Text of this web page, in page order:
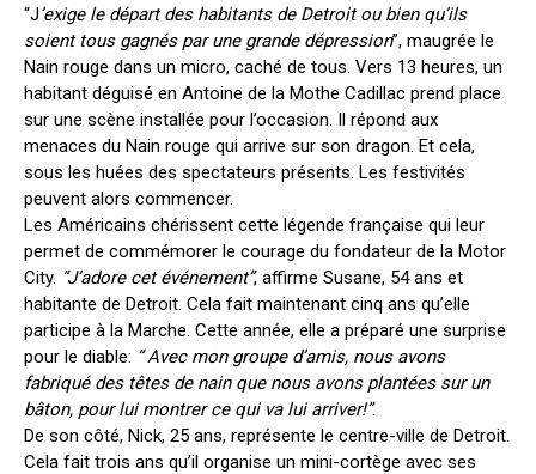
“J’exige le départ des habitants de Detroit ou bien qu’ils
soient tous gagnés par une grande dépression”, maugrée le
Nain rouge dans un micro, caché de tous. Vers 13 heures, un
habitant déguisé en Antoine de la Mothe Cadillac prend place
sur une scène installée pour l’occasion. Il répond aux
menaces du Nain rouge qui arrive sur son dragon. Et cela,
sous les huées des spectateurs présents. Les festivités
peuvent alors commencer.
Les Américains chérissent cette légende française qui leur
permet de commémorer le courage du fondateur de la Motor
City. “J’adore cet événement”, affirme Susane, 54 ans et
habitante de Detroit. Cela fait maintenant cinq ans qu’elle
participe à la Marche. Cette année, elle a préparé une surprise
pour le diable: “ Avec mon groupe d’amis, nous avons
fabriqué des têtes de nain que nous avons plantées sur un
bâton, pour lui montrer ce qui va lui arriver!”.
De son côté, Nick, 25 ans, représente le centre-ville de Detroit.
Cela fait trois ans qu’il organise un mini-cortège avec ses